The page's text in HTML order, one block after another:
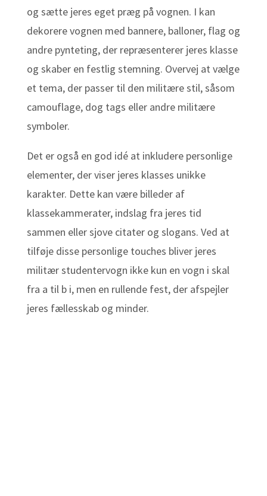
og sætte jeres eget præg på vognen. I kan
dekorere vognen med bannere, balloner, flag og
andre pynteting, der repræsenterer jeres klasse
og skaber en festlig stemning. Overvej at vælge
et tema, der passer til den militære stil, såsom
camouflage, dog tags eller andre militære
symboler.
Det er også en god idé at inkludere personlige
elementer, der viser jeres klasses unikke
karakter. Dette kan være billeder af
klassekammerater, indslag fra jeres tid
sammen eller sjove citater og slogans. Ved at
tilføje disse personlige touches bliver jeres
militær studentervogn ikke kun en vogn i skal
fra a til b i, men en rullende fest, der afspejler
jeres fællesskab og minder.